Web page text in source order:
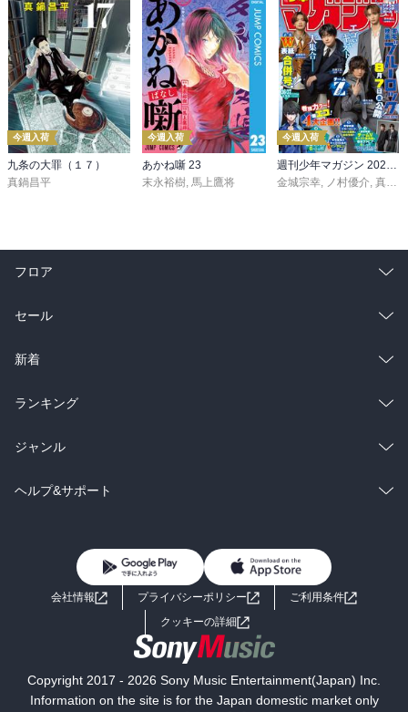
今週入荷
九条の大罪（１７）
真鍋昌平
今週入荷
あかね噺 23
末永裕樹, 馬上鷹将
今週入荷
週刊少年マガジン 2026年36・37号[2026年8月5日発売]
金城宗幸, ノ村優介, 真島ヒロ
フロア
総合
ラノベ
雑誌・グラビア
BL・TL
セール
総合
ラノベ
雑誌・グラビア
BL・TL
新着
総合
ラノベ
雑誌・グラビア
ランキング
総合
ラノベ
ジャンル
コミック
ライトノベル 男子向けラノベ
小説
海外小説
ミステリー SF
ヘルプ&サポート
よくあるご質問 お問い合わせ
会社情報 プライバシーポリシー
ご利用条件
クッキーの詳細
Copyright 2017 - 2026 Sony Music Entertainment(Japan) Inc.
Information on the site is for the Japan domestic market only